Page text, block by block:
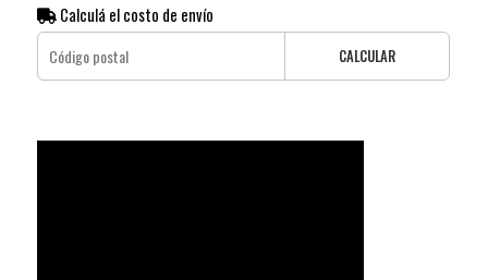
Calculá el costo de envío
CALCULAR